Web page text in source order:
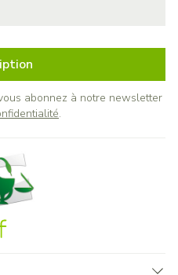
abonnez à notre newsletter
.